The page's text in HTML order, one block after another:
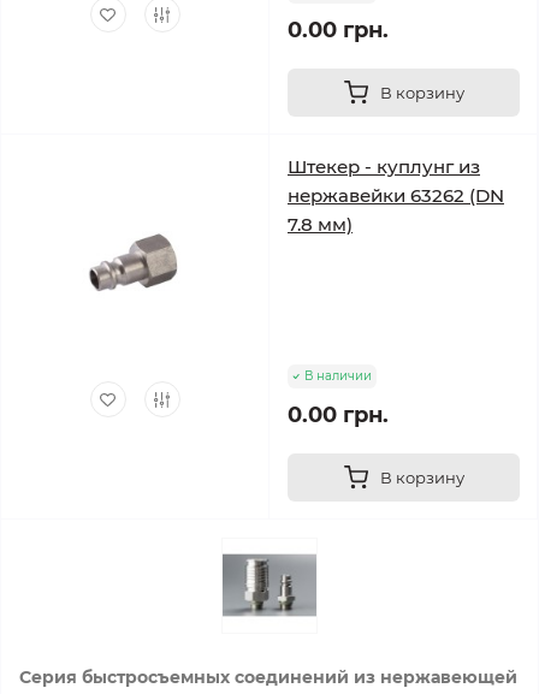
0.00 грн.
В корзину
Штекер - куплунг из
нержавейки 63262 (DN
7.8 мм)
В наличии
0.00 грн.
В корзину
Серия быстросъемных соединений из нержавеющей